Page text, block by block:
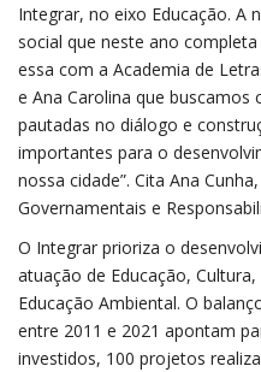
Integrar, no eixo Educação. A
social que neste ano
essa com a Academia de
e Ana Carolina que
pautadas no diálogo e
importantes para o
nossa cidade”. Cita Ana
Governamentais e
O Integrar prioriza o
atuação de Educação,
Educação Ambiental. O
entre 2011 e 2021 apontam
investidos, 100 projetos